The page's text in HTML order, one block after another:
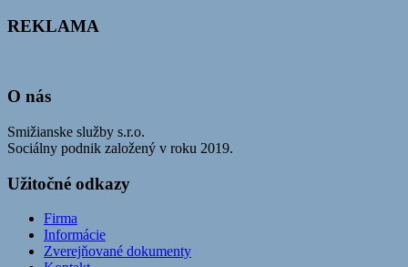
REKLAMA
O nás
Smižianske služby s.r.o.
Sociálny podnik založený v roku 2019.
Užitočné odkazy
Firma
Informácie
Zverejňované dokumenty